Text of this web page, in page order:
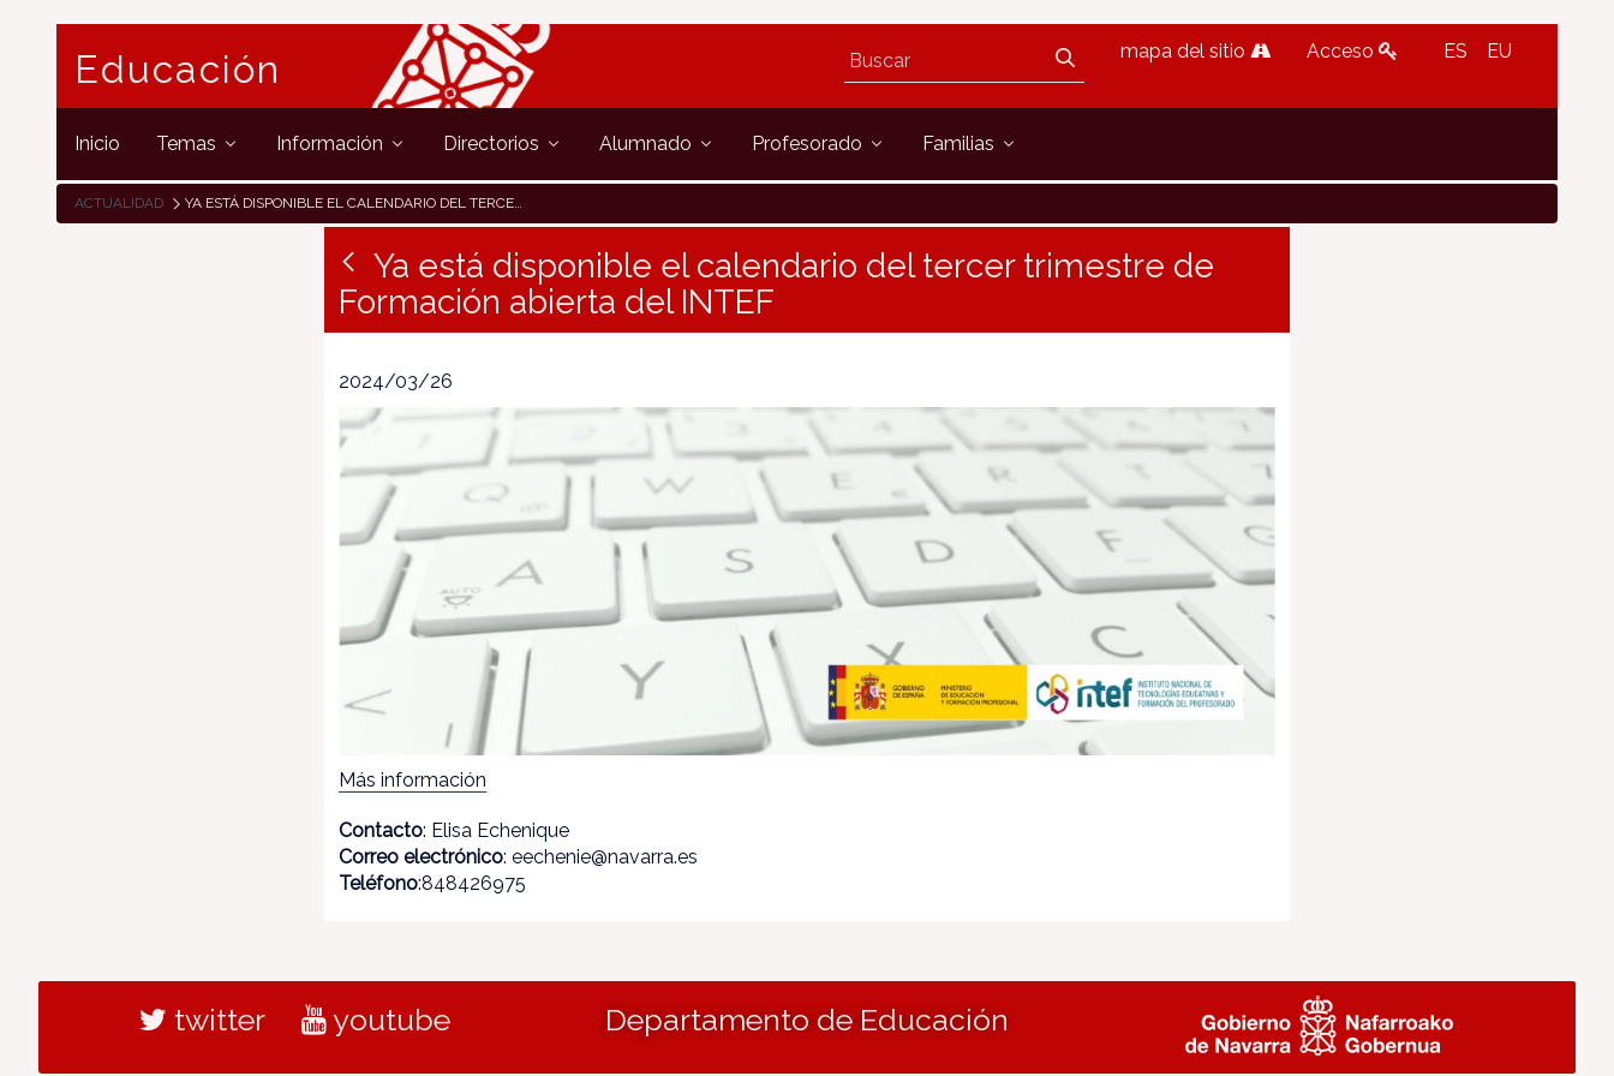
Educación mapa del sitio Acceso ES EU
Inicio Temas Información Directorios Alumnado Profesorado Familias
ACTUALIDAD YA ESTÁ DISPONIBLE EL CALENDARIO DEL TERCER TRIMESTRE DE FORMACIÓN ABIERTA DEL INTEF
Ya está disponible el calendario del tercer trimestre de
Formación abierta del INTEF
2024/03/26
Más información
Contacto: Elisa Echenique
Correo electrónico: eechenie@navarra.es
Teléfono:848426975
twitter youtube Departamento de Educación